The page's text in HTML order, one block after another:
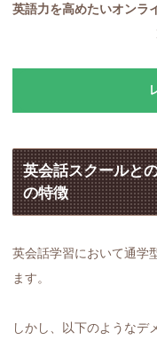
英語力を高めたいオンラ
英会話スクールと
の特徴
英会話学習において通学
ます。
しかし、以下のようなデ